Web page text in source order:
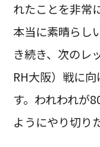
れたことを非常
本当に素晴らし
き続き、次のレ
RH大阪）戦に
す。われわれが
ようにやり切り